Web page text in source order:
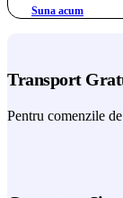
Suna acum
Transport
Pentru comenzile